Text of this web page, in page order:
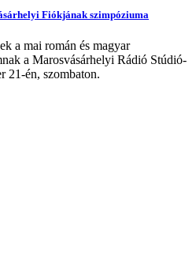
Fiókjának szimpóziuma
a mai román és magyar
a Marosvásárhelyi Rádió Stúdió-
21-én, szombaton.